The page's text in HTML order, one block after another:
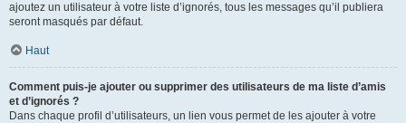
ajoutez un utilisateur à votre liste d’ignorés, tous les messages qu’il publiera
seront masqués par défaut.
Haut
Comment puis-je ajouter ou supprimer des utilisateurs de ma liste d’amis
et d’ignorés ?
Dans chaque profil d’utilisateurs, un lien vous permet de les ajouter à votre